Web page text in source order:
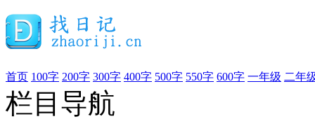
首页 100字 200字 300字 400字 500字 550字 600字 一年级 二年
栏目导航